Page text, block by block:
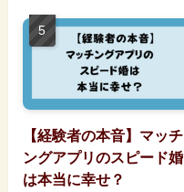
【経験者の本音】マッチ
ングアプリのスピード婚
は本当に幸せ？